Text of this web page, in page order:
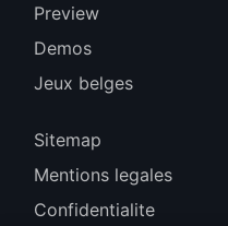
Preview
Demos
Jeux belges
Sitemap
Mentions legales
Confidentialite